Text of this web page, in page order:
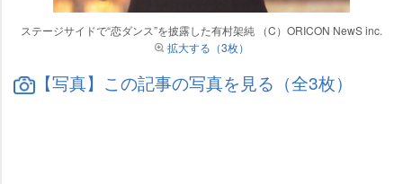
ステージサイドで“恋ダンス”を披露した有村架純 （C）ORICON NewS inc.
拡大する（3枚）
【写真】この記事の写真を見る（全3枚）